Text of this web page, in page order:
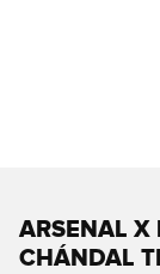
ARSENAL X
CHÁNDAL